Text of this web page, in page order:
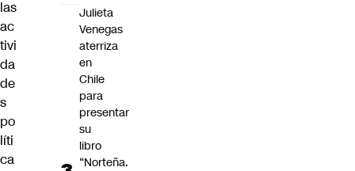
las
ac
tivi
da
de
s
po
líti
ca
Julieta
Venegas
aterriza
en
Chile
para
presentar
su
libro
“Norteña.